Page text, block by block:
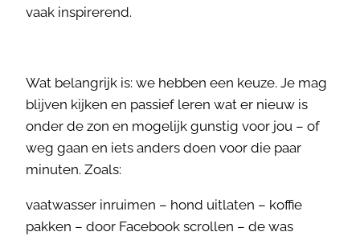
vaak inspirerend.
Wat belangrijk is: we hebben een keuze. Je mag
blijven kijken en passief leren wat er nieuw is
onder de zon en mogelijk gunstig voor jou – of
weg gaan en iets anders doen voor die paar
minuten. Zoals:
vaatwasser inruimen – hond uitlaten – koffie
pakken – door Facebook scrollen – de was